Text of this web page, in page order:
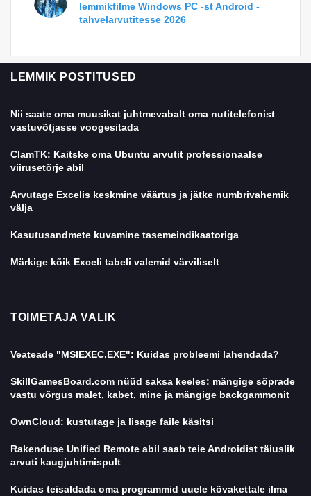
lemmikfilme Windows PC -st Android -
tahvelarvutitesse 2026
LEMMIK POSTITUSED
Nii saate oma muusikat juhtmevabalt oma nutitelefonist
vastuvõtjasse voogesitada
ClamTK: Kaitske oma Ubuntu arvutit professionaalse
viirusetõrje abil
Arvutage Excelis keskmine väärtus ja jätke numbrivahemik
välja
Kasutusandmete kuvamine tasemeindikaatoriga
Märkige kõik Exceli tabeli valemid värviliselt
TOIMETAJA VALIK
Veateade "MSIEXEC.EXE": Kuidas probleemi lahendada?
SkillGamesBoard.com nüüd saksa keeles: mängige sõprade
vastu võrgus malet, kabet, mine ja mängige backgammonit
OwnCloud: kustutage ja lisage faile käsitsi
Rakenduse Unified Remote abil saab teie Androidist täiuslik
arvuti kaugjuhtimispult
Kuidas teisaldada oma programmid uuele kõvakettale ilma